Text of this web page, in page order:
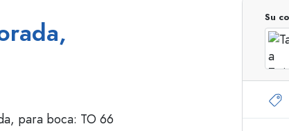
Botellas Estal
Botellas de vidrio 500 ml
Botellas de
Botellas de
Su